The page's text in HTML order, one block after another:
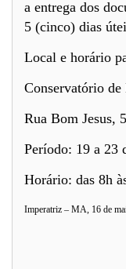
a entrega dos
5 (cinco) dias
Local e horário
Conservatório
Rua Bom Jesus,
Período: 19 a 23
Horário: das 8h
Imperatriz – MA, 16 de